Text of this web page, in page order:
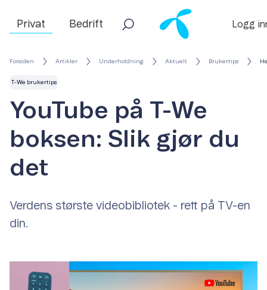
Privat Bedrift Logg
Forsiden Artikler Underholdning Aktuelt Brukertips
T-We brukertips
YouTube på T-We
boksen: Slik gjør du
det
Verdens største videobibliotek - rett på TV-en
din.